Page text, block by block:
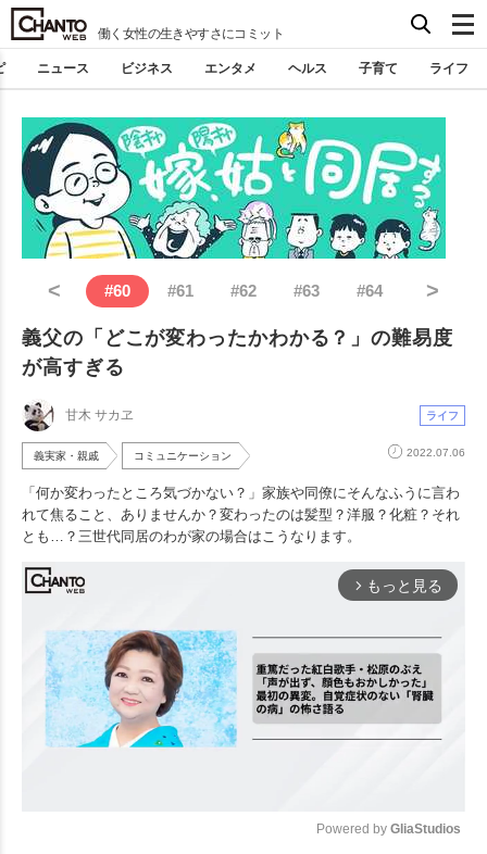
働く女性の生きやすさにコミット
ニュース ビジネス エンタメ ヘルス 子育て ライフ
< #60 #61 #62 #63 #64 >
義父の「どこが変わったかわかる？」の難易度
が高すぎる
甘木 サカヱ ライフ
義実家・親戚 コミュニケーション 2022.07.06
「何か変わったところ気づかない？」家族や同僚にそんなふうに言わ
れて焦ること、ありませんか？変わったのは髪型？洋服？化粧？それ
とも…？三世代同居のわが家の場合はこうなります。
arrow_forward_ios もっと見る
Powered by GliaStudios